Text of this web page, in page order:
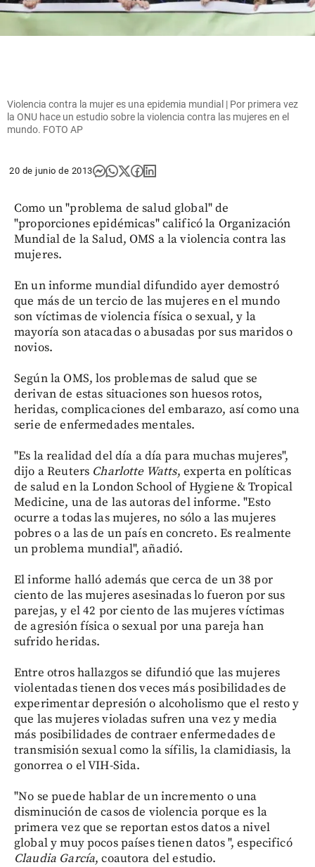
Violencia contra la mujer es una epidemia mundial | Por primera vez
la ONU hace un estudio sobre la violencia contra las mujeres en el
mundo. FOTO AP
20 de junio de 2013
Como un "problema de salud global" de
"proporciones epidémicas" calificó la Organización
Mundial de la Salud, OMS a la violencia contra las
mujeres.
En un informe mundial difundido ayer demostró
que más de un tercio de las mujeres en el mundo
son víctimas de violencia física o sexual, y la
mayoría son atacadas o abusadas por sus maridos o
novios.
Según la OMS, los problemas de salud que se
derivan de estas situaciones son huesos rotos,
heridas, complicaciones del embarazo, así como una
serie de enfermedades mentales.
"Es la realidad del día a día para muchas mujeres",
dijo a Reuters Charlotte Watts, experta en políticas
de salud en la London School of Hygiene & Tropical
Medicine, una de las autoras del informe. "Esto
ocurre a todas las mujeres, no sólo a las mujeres
pobres o a las de un país en concreto. Es realmente
un problema mundial", añadió.
El informe halló además que cerca de un 38 por
ciento de las mujeres asesinadas lo fueron por sus
parejas, y el 42 por ciento de las mujeres víctimas
de agresión física o sexual por una pareja han
sufrido heridas.
Entre otros hallazgos se difundió que las mujeres
violentadas tienen dos veces más posibilidades de
experimentar depresión o alcoholismo que el resto y
que las mujeres violadas sufren una vez y media
más posibilidades de contraer enfermedades de
transmisión sexual como la sífilis, la clamidiasis, la
gonorrea o el VIH-Sida.
"No se puede hablar de un incremento o una
disminución de casos de violencia porque es la
primera vez que se reportan estos datos a nivel
global y muy pocos países tienen datos ", especificó
Claudia García, coautora del estudio.